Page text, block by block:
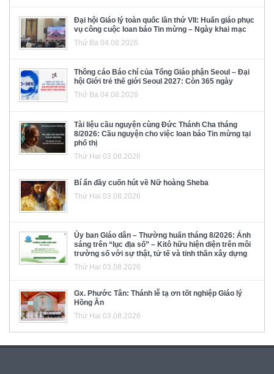
Đại hội Giáo lý toàn quốc lần thứ VII: Huấn giáo phục
vụ công cuộc loan báo Tin mừng – Ngày khai mạc
Thứ Ba 04.08.2026
Thông cáo Báo chí của Tổng Giáo phận Seoul – Đại
hội Giới trẻ thế giới Seoul 2027: Còn 365 ngày
Thứ Ba 04.08.2026
Tài liệu cầu nguyện cùng Đức Thánh Cha tháng
8/2026: Cầu nguyện cho việc loan báo Tin mừng tại
phố thị
Thứ Hai 03.08.2026
Bí ẩn đầy cuốn hút về Nữ hoàng Sheba
Thứ Hai 03.08.2026
Ủy ban Giáo dân – Thường huấn tháng 8/2026: Ánh
sáng trên “lục địa số” – Kitô hữu hiện diện trên môi
trường số với sự thật, tử tế và tinh thần xây dựng
Thứ Hai 03.08.2026
Gx. Phước Tân: Thánh lễ tạ ơn tốt nghiệp Giáo lý
Hồng Ân
Thứ Hai 03.08.2026